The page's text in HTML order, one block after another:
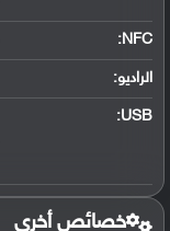
NFC
:
الراديو:
USB
:
خصائص أخرى